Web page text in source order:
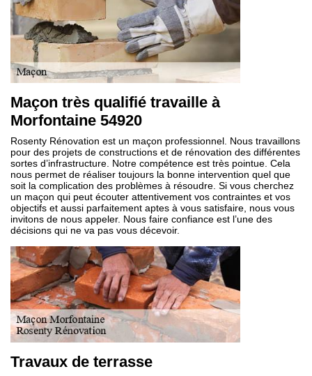
Maçon très qualifié travaille à
Morfontaine 54920
Rosenty Rénovation est un maçon professionnel. Nous travaillons
pour des projets de constructions et de rénovation des différentes
sortes d’infrastructure. Notre compétence est très pointue. Cela
nous permet de réaliser toujours la bonne intervention quel que
soit la complication des problèmes à résoudre. Si vous cherchez
un maçon qui peut écouter attentivement vos contraintes et vos
objectifs et aussi parfaitement aptes à vous satisfaire, nous vous
invitons de nous appeler. Nous faire confiance est l’une des
décisions qui ne va pas vous décevoir.
Travaux de terrasse